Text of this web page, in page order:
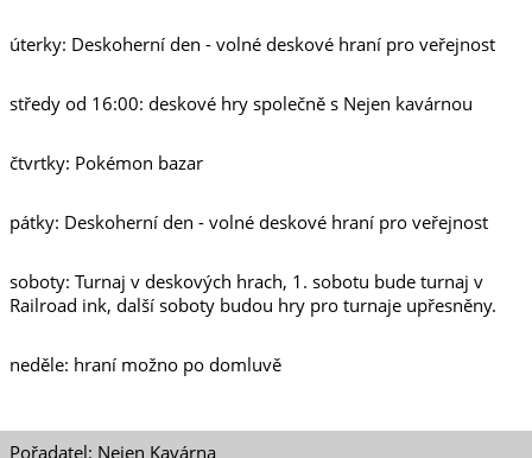
úterky: Deskoherní den - volné deskové hraní pro veřejnost
středy od 16:00: deskové hry společně s Nejen kavárnou
čtvrtky: Pokémon bazar
pátky: Deskoherní den - volné deskové hraní pro veřejnost
soboty: Turnaj v deskových hrach, 1. sobotu bude turnaj v
Railroad ink, další soboty budou hry pro turnaje upřesněny.
neděle: hraní možno po domluvě
Pořadatel: Nejen Kavárna